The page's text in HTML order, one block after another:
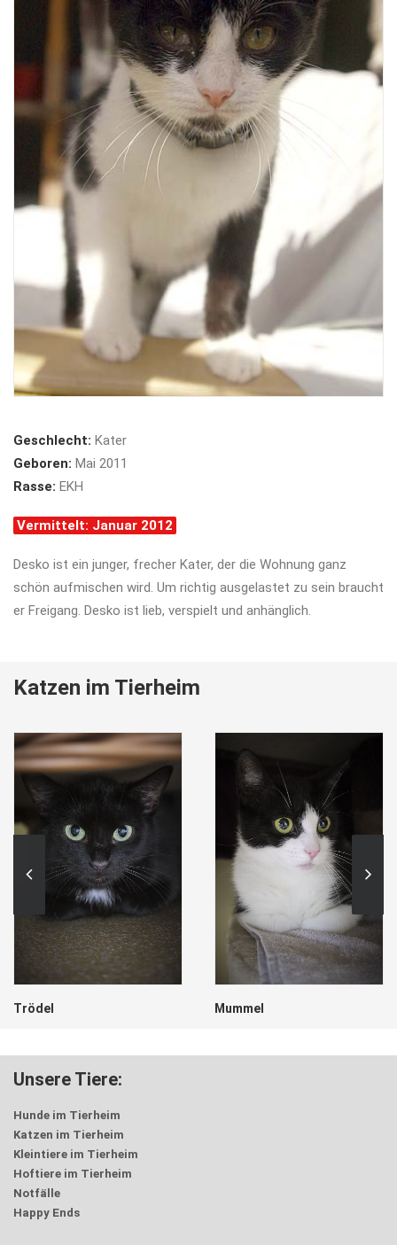
Geschlecht: Kater
Geboren: Mai 2011
Rasse: EKH
Vermittelt: Januar 2012
Desko ist ein junger, frecher Kater, der die Wohnung ganz
schön aufmischen wird. Um richtig ausgelastet zu sein braucht
er Freigang. Desko ist lieb, verspielt und anhänglich.
Katzen im Tierheim
Trödel Mummel
Unsere Tiere:
Hunde im Tierheim
Katzen im Tierheim
Kleintiere im Tierheim
Hoftiere im Tierheim
Notfälle
Happy Ends